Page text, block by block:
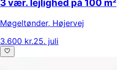
3 vær. lejlighed på 100 m²
Møgeltønder, Højervej
3.600 kr.25. juli